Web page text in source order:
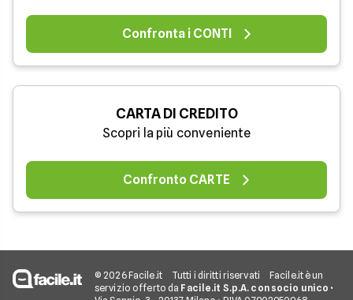
Confronta i CONTI
CARTA DI CREDITO
Scopri la più conveniente
Confronto CARTE
© 2026 Facile.it Tutti i diritti riservati
Facile.it è un
servizio offerto da Facile.it S.p.A. con socio unico •